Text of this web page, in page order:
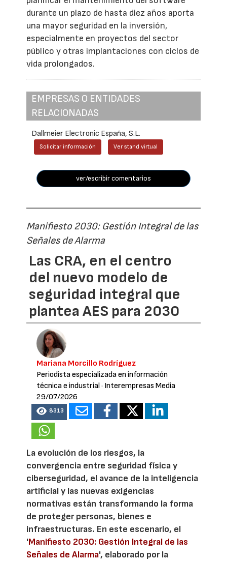
durante un plazo de hasta diez años aporta
una mayor seguridad en la inversión,
especialmente en proyectos del sector
público y otras implantaciones con ciclos de
vida prolongados.
EMPRESAS O ENTIDADES
RELACIONADAS
Dallmeier Electronic España, S.L.
Solicitar información Ver stand virtual
ver/escribir comentarios
Manifiesto 2030: Gestión Integral de las
Señales de Alarma
Las CRA, en el centro
del nuevo modelo de
seguridad integral que
plantea AES para 2030
Mariana Morcillo Rodríguez
Periodista especializada en información
técnica e industrial· Interempresas Media
29/07/2026
8313
La evolución de los riesgos, la
convergencia entre seguridad física y
ciberseguridad, el avance de la inteligencia
artificial y las nuevas exigencias
normativas están transformando la forma
de proteger personas, bienes e
infraestructuras. En este escenario, el
'Manifiesto 2030: Gestión Integral de las
Señales de Alarma', elaborado por la